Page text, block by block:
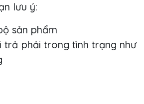
lưu ý:
sản phẩm
trả phải trong tình trạng như